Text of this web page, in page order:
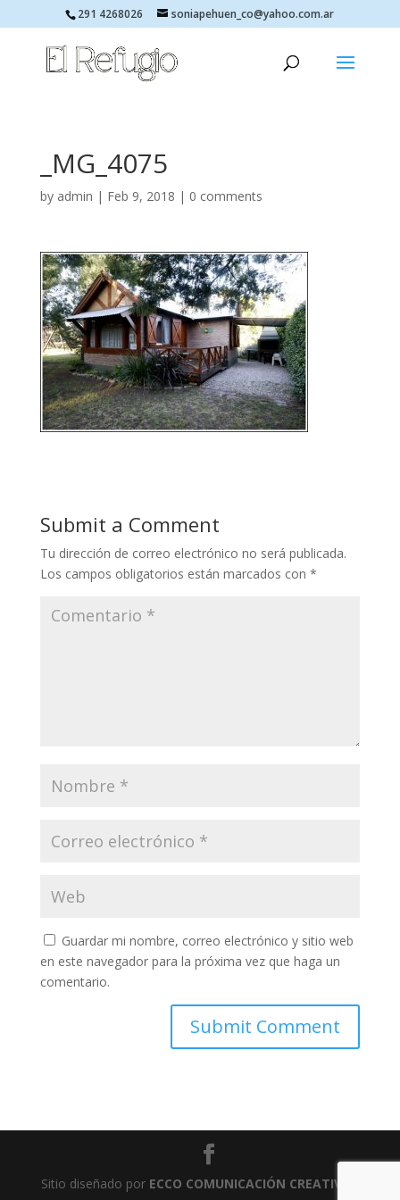
291 4268026 soniapehuen_co@yahoo.com.ar
_MG_4075
by admin | Feb 9, 2018 | 0 comments
Submit a Comment
Tu dirección de correo electrónico no será publicada.
Los campos obligatorios están marcados con *
Guardar mi nombre, correo electrónico y sitio web
en este navegador para la próxima vez que haga un
comentario.
Sitio diseñado por ECCO COMUNICACIÓN CREATIVA